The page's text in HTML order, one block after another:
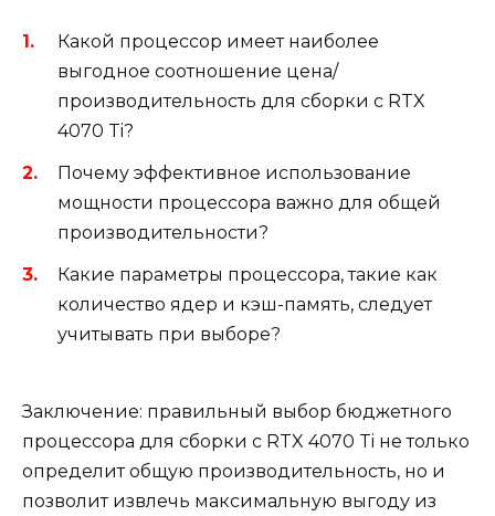
Какой процессор имеет наиболее
выгодное соотношение цена/
производительность для сборки с RTX
4070 Ti?
Почему эффективное использование
мощности процессора важно для общей
производительности?
Какие параметры процессора, такие как
количество ядер и кэш-память, следует
учитывать при выборе?
Заключение: правильный выбор бюджетного
процессора для сборки с RTX 4070 Ti не только
определит общую производительность, но и
позволит извлечь максимальную выгоду из